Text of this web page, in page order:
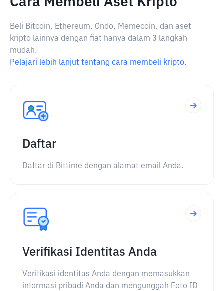
Beli Bitcoin, Ethereum, Ondo, Memecoin, dan aset
kripto lainnya dengan fiat hanya dalam 3 langkah
mudah.
Pelajari lebih lanjut tentang cara membeli kripto.
Daftar
Daftar di Bittime dengan alamat email Anda.
Verifikasi Identitas Anda
Verifikasi identitas Anda dengan memasukkan
informasi pribadi Anda dan mengunggah Foto ID